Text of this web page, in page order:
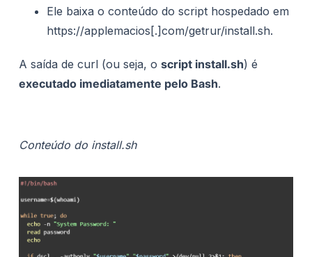
Ele baixa o conteúdo do script hospedado em
https://applemacios[.]com/getrur/install.sh.
A saída de curl (ou seja, oscript install.sh) é
executado imediatamente pelo Bash.
Conteúdo do install.sh